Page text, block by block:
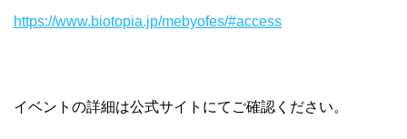
https://www.biotopia.jp/mebyofes/#access
イベントの詳細は公式サイトにてご確認ください。